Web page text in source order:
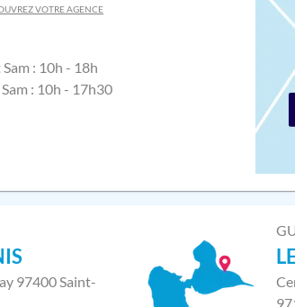
VOTRE AGENCE
: 10h - 18h
: 10h - 17h30
97400 Saint-